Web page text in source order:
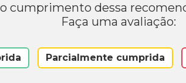
cumprimento dessa
Faça uma avaliação:
Parcialmente cumprida